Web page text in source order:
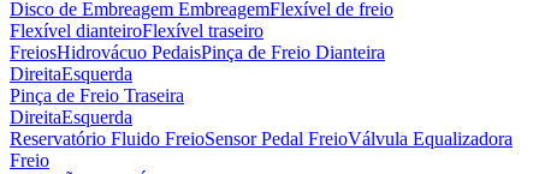
Disco de Embreagem EmbreagemFlexível de freio
Flexível dianteiroFlexível traseiro
FreiosHidrovácuo PedaisPinça de Freio Dianteira
DireitaEsquerda
Pinça de Freio Traseira
DireitaEsquerda
Reservatório Fluido FreioSensor Pedal FreioVálvula Equalizadora
Freio